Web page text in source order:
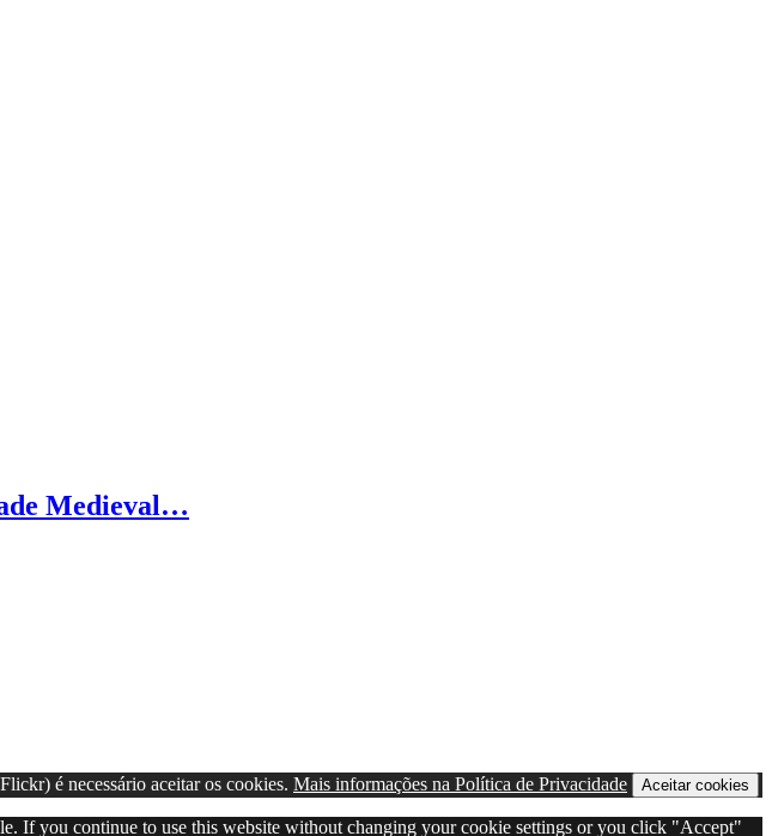
Medieval…
é necessário aceitar os cookies. Mais informações na Política de Privacidade Aceitar cookies
If you continue to use this website without changing your cookie settings or you click "Accept"